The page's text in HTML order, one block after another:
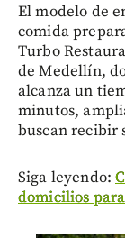
El modelo de
comida
Turbo
de Medellín,
alcanza un
minutos,
buscan recibir
Siga leyendo:
domicilios